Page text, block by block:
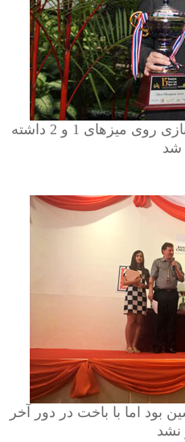
شورت خوش شانس بدون اینکه حتی 1 بازی روی میزهای 1 و 2 داشته
شد
بود اما با باخت در دور آخر